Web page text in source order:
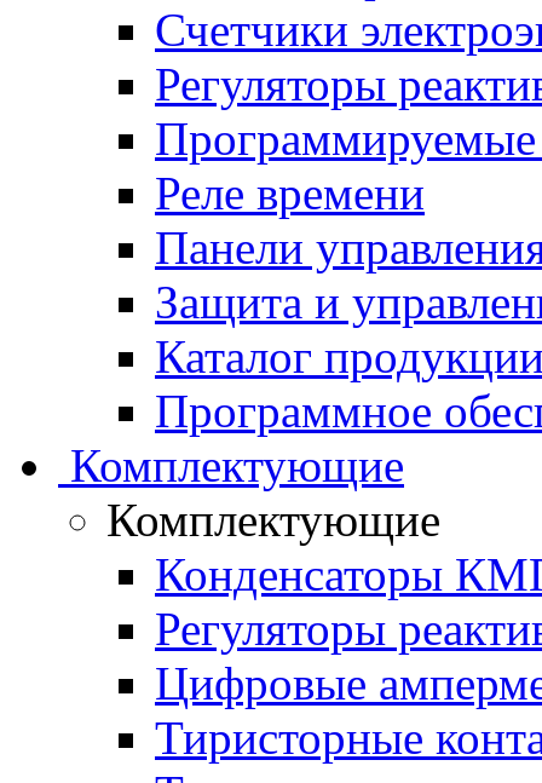
Счетчики
Регуляторы
Программируемые
Реле времени
Панели
Защита и
Каталог
Программное
Комплектующие
Комплектующие
Конденсаторы
Регуляторы
Цифровые
Тиристорные